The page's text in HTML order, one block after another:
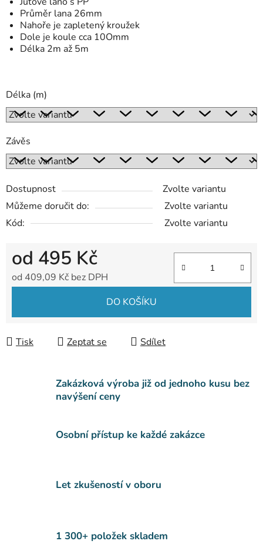
Průměr lana 26mm
Nahoře je zapletený kroužek
Dole je koule cca 10Omm
Délka 2m až 5m
Délka (m)
Závěs
Dostupnost
Zvolte variantu
Můžeme doručit do:
Zvolte variantu
Kód:
Zvolte variantu
od 495 Kč
od 409,09 Kč bez DPH
DO KOŠÍKU
Tisk Zeptat se Sdílet
Zakázková výroba již od jednoho kusu bez
navýšení ceny
Osobní přístup ke každé zakázce
Let zkušeností v oboru
1 300+ položek skladem